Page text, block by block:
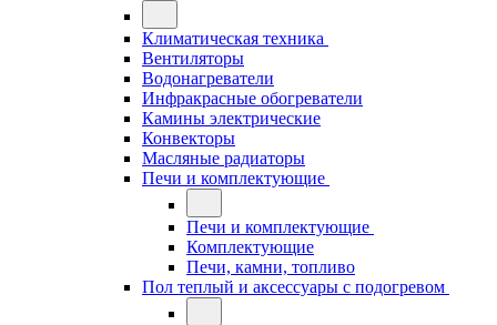
Климатическая техника
Вентиляторы
Водонагреватели
Инфракрасные обогреватели
Камины электрические
Конвекторы
Масляные радиаторы
Печи и комплектующие
Печи и комплектующие
Комплектующие
Печи, камни, топливо
Пол теплый и аксессуары с подогревом